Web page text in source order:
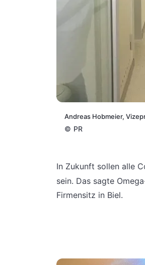
Andreas Hobmeier,
© PR
In Zukunft sollen alle
sein. Das sagte
Firmensitz in Biel.